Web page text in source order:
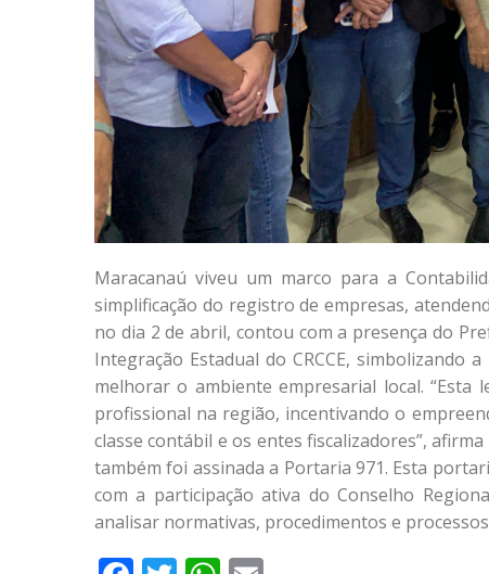
Maracanaú viveu um marco para a
simplificação do registro de empresas,
no dia 2 de abril, contou com a presença do
Integração Estadual do CRCCE,
melhorar o ambiente empresarial local.
profissional na região, incentivando o
classe contábil e os entes fiscalizadores”,
também foi assinada a Portaria 971. Esta
com a participação ativa do Conselho
analisar normativas, procedimentos e